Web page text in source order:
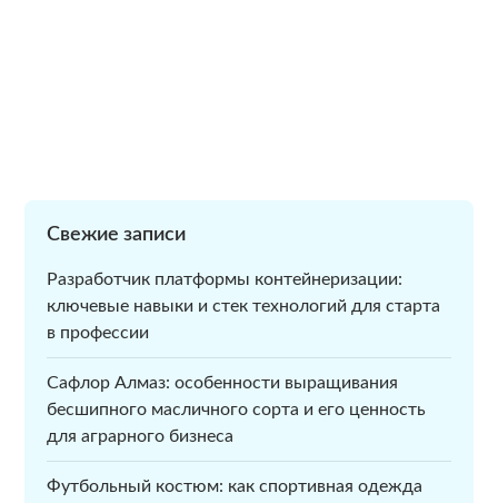
Свежие записи
Разработчик платформы контейнеризации:
ключевые навыки и стек технологий для старта
в профессии
Сафлор Алмаз: особенности выращивания
бесшипного масличного сорта и его ценность
для аграрного бизнеса
Футбольный костюм: как спортивная одежда